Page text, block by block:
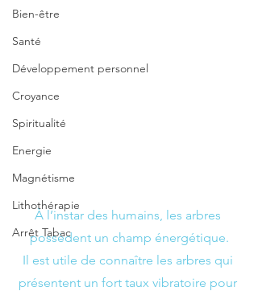
Bien-être
Santé
Développement personnel
Croyance
Spiritualité
Energie
Magnétisme
Lithothérapie
Arrêt Tabac
À l’instar des humains, les arbres
possèdent un champ énergétique.
Il est utile de connaître les arbres qui
présentent un fort taux vibratoire pour